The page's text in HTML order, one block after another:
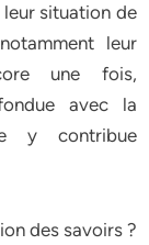
situation de
leur
une fois,
avec la
y contribue
des savoirs ?